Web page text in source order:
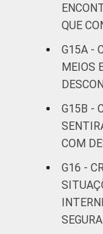
CLASSE
COM
À
Fonte:
QUE
G15A -
MEIOS
G15B -
COM
G16 -